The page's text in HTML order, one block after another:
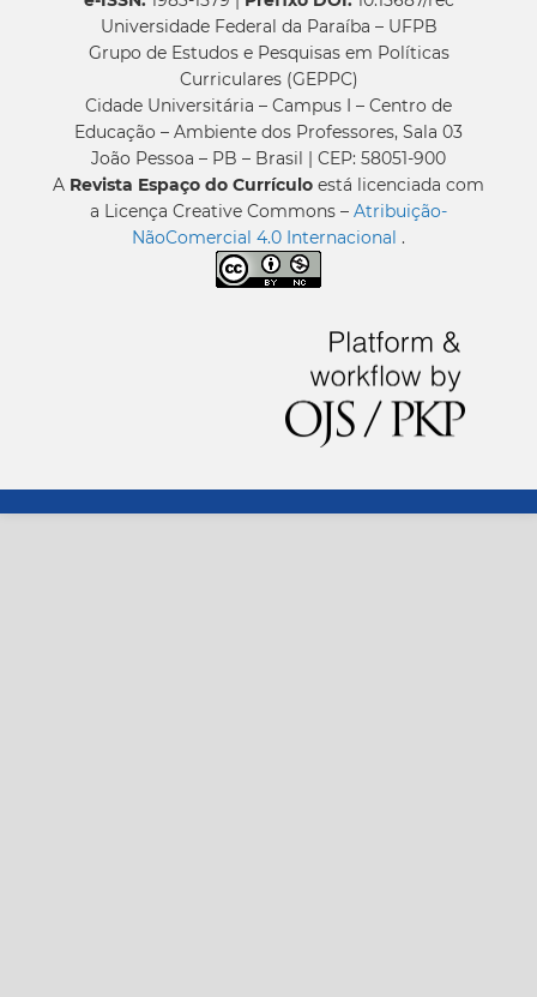
Universidade Federal da Paraíba – UFPB
Grupo de Estudos e Pesquisas em Políticas
Curriculares (GEPPC)
Cidade Universitária – Campus I – Centro de
Educação – Ambiente dos Professores, Sala 03
João Pessoa – PB – Brasil | CEP: 58051-900
A Revista Espaço do Currículo está licenciada com
a Licença Creative Commons – Atribuição-
NãoComercial 4.0 Internacional .